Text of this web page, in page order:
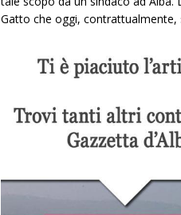
Gatto che oggi, contrattualmente,